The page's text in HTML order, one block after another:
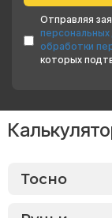
Отправляя
персональных
обработки
которых